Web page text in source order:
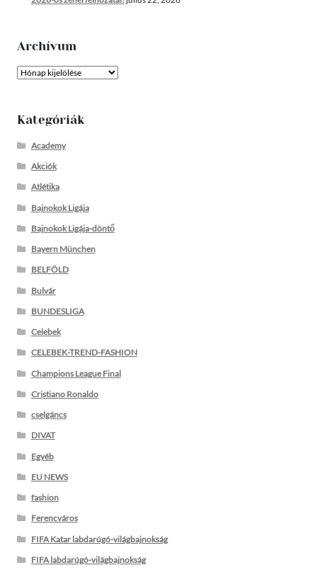
Archívum
Archívum
Kategóriák
Academy
Akciók
Atlétika
Bajnokok Ligája
Bajnokok Ligája-döntő
Bayern München
BELFÖLD
Bulvár
BUNDESLIGA
Celebek
CELEBEK-TREND-FASHION
Champions League Final
Cristiano Ronaldo
cselgáncs
DIVAT
Egyéb
EU NEWS
fashion
Ferencváros
FIFA Katar labdarúgó-világbajnokság
FIFA labdarúgó-világbajnokság